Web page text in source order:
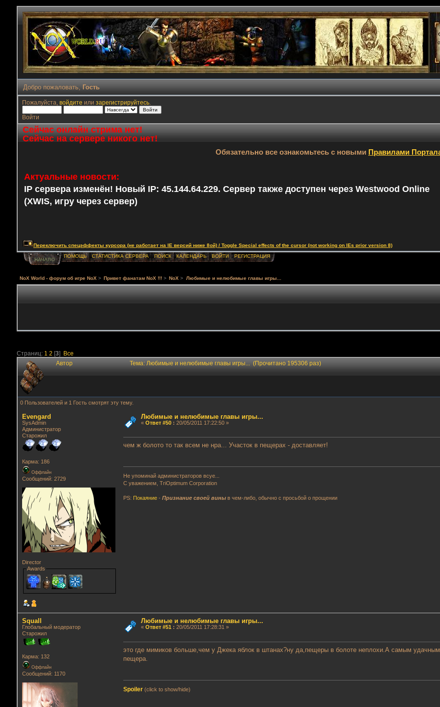
Добро пожаловать, Гость
Пожалуйста, войдите или зарегистрируйтесь.
Войти
Сейчас онлайн стрима нет!
Сейчас на сервере никого нет!
Обязательно все ознакомьтесь с новыми Правилами
Актуальные новости:
IP сервера изменён! Новый IP: 45.144.64.229. Сервер также доступен через Westwood Online
(XWIS, игру через сервер)
Переключить спецэффекты курсора (не работает на IE версий ниже 8ой) / Toggle Special effects of the cursor (not working on IEs prior version 8)
НАЧАЛО
ПОМОЩЬ СТАТИСТИКА СЕРВЕРА ПОИСК КАЛЕНДАРЬ ВОЙТИ РЕГИСТРАЦИЯ
NoX World - форум об игре NoX > Привет фанатам NoX !!! > NoX > Любимые и нелюбимые главы игры...
Страниц: 1 2 [3] Все
Автор Тема: Любимые и нелюбимые главы игры... (Прочитано 195306 раз)
0 Пользователей и 1 Гость смотрят эту тему.
Evengard
SysAdmin
Администратор
Старожил
Карма: 186
Оффлайн
Сообщений: 2729
Director
Awards
Любимые и нелюбимые главы игры...
« Ответ #50: 20/05/2011 17:22:50 »
чем ж болото то так всем не нра... Участок в пещерах - доставляет!
Не упоминай администраторов всуе...
С уважением, TriOptimum Corporation
PS: Покаяние -Признание своей вины в чем-либо, обычно с просьбой о прощении
Squall
Глобальный модератор
Старожил
Карма: 132
Оффлайн
Сообщений: 1170
Любимые и нелюбимые главы игры...
« Ответ #51: 20/05/2011 17:28:31 »
это где мимиков больше,чем у Джека яблок в штанах?ну да,пещеры в болоте неплохи.А самым удачным
пещера.
Spoiler (click to show/hide)